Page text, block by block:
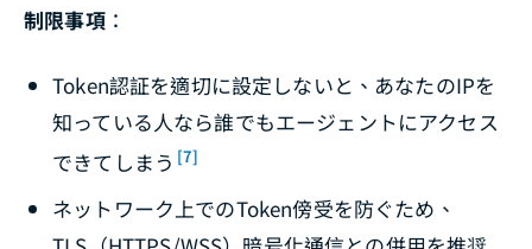
制限事項：
Token認証を適切に設定しないと、あなたのIPを
知っている人なら誰でもエージェントにアクセス
できてしまう [7]
ネットワーク上でのToken傍受を防ぐため、